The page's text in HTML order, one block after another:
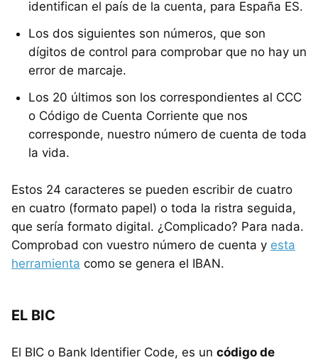
identifican el país de la cuenta, para España ES.
Los dos siguientes son números, que son
dígitos de control para comprobar que no hay un
error de marcaje.
Los 20 últimos son los correspondientes al CCC
o Código de Cuenta Corriente que nos
corresponde, nuestro número de cuenta de toda
la vida.
Estos 24 caracteres se pueden escribir de cuatro
en cuatro (formato papel) o toda la ristra seguida,
que sería formato digital. ¿Complicado? Para nada.
Comprobad con vuestro número de cuenta y esta
herramienta como se genera el IBAN.
EL BIC
El BIC o Bank Identifier Code, es un código de